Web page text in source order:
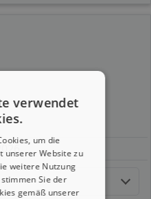
verwendet
um die
unserer Website zu
weitere Nutzung
Sie der
gemäß unserer